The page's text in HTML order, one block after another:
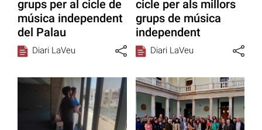
grups per al cicle de
música independent
del Palau
Diari LaVeu
cicle per als millors
grups de música
independent
Diari LaVeu